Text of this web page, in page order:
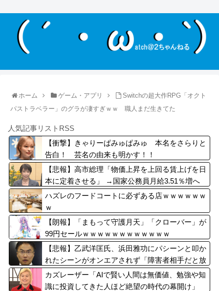
ホーム ゲーム・アプリ
Switchの超大作RPG「オクト
パストラベラー」のグラが凄すぎｗｗ 職人まだ生きてた
人気記事リストRSS
【衝撃】きゃりーぱみゅぱみゅ 本名をさらりと
告白！ 芸名の由来も明かす！！
【悲報】高市総理「物価上昇を上回る賃上げを日
本に定着させる」 →国家公務員月給3.51％増へ
地方公務員も追随する見通し
ハズレのフードコートに必ずある店ｗｗｗｗｗｗ
ｗ
【朗報】「まもって守護月天」「クローバー」が
99円セールｗｗｗｗｗｗｗｗｗｗｗｗ
【悲報】乙武洋匡氏、浜田雅功にパシーンと叩か
れたシーンがオンエアされず「障害者相手だと放
送されなくなる。俺、逆差別だと思って」
カズレーザー「AIで賢い人間は無価値、勉強や知
識に投資してきた人ほど絶望の時代の幕開け」